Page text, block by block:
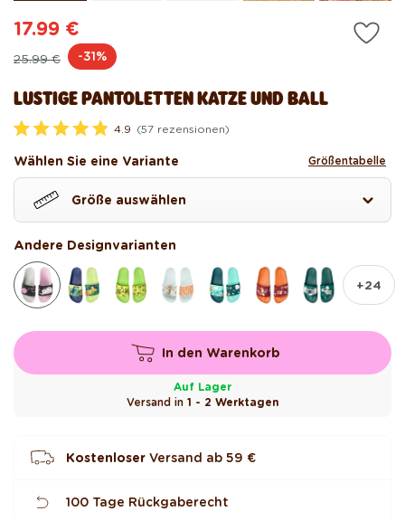
LUSTIGE PANTOLETTEN KATZE UND BALL
i
t
4
v
n
S
t
e
e
n
b
e
4.9 (57 rezensionen)
Normaler
25.99 €
Verkaufspreis
17.99 €
-31%
Wählen Sie eine Variante Größentabelle
Größe auswählen
Andere Designvarianten
+24
In den Warenkorb
Auf Lager
Versand in 1 - 2 Werktagen
Kostenloser Versand ab 59 €
100 Tage Rückgaberecht